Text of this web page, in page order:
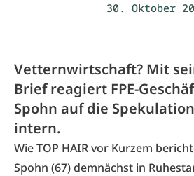
30. Oktober
Vetternwirtschaft? Mit
Brief reagiert FPE-
Spohn auf die
intern.
Wie TOP HAIR vor Kurzem
Spohn (67) demnächst in